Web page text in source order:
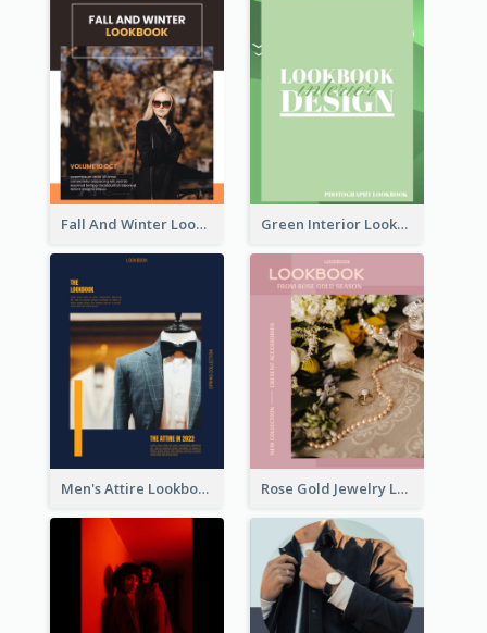
Fall And Winter Lookbook Green Interior Lookbook
Men's Attire Lookbook Rose Gold Jewelry Lookbook